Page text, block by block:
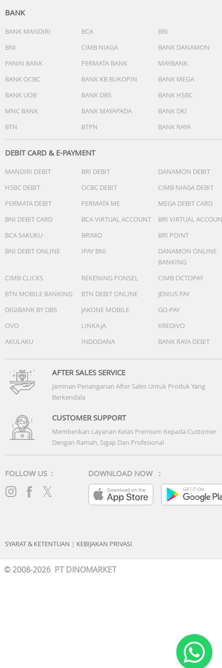
BANK
BANK MANDIRI BCA
BRI
BNI
CIMB NIAGA
BANK DANAMON
PANIN BANK
PERMATA BANK
MAYBANK
BANK OCBC
BANK KB BUKOPIN
BANK MEGA
BANK UOB
BANK DBS
BANK HSBC
MNC BANK
BANK MAYAPADA
BANK DKI
BTN
BTPN BANK RAYA
DEBIT CARD & E-PAYMENT
MANDIRI DEBIT BRI DEBIT
DANAMON DEBIT
HSBC DEBIT
OCBC DEBIT
CIMB NIAGA DEBIT
PERMATA DEBIT
PERMATA ME
MEGA DEBIT CARD
BNI DEBIT CARD
BCA VIRTUAL ACCOUNT
BRI VIRTUAL
BCA SAKUKU
BRIMO
BRI POINT
BNI DEBIT ONLINE
IPAY BNI
DANAMON ONLINE
BANKING
CIMB CLICKS
REKENING PONSEL
CIMB OCTOPAY
BTN MOBILE BANKING
BTN DEBIT ONLINE
JENIUS PAY
DIGIBANK BY DBS
JAKONE MOBILE
GO-PAY
OVO
LINKAJA
KREDIVO
AKULAKU
INDODANA BANK RAYA DEBIT
AFTER SALES SERVICE
Jaminan Penanganan After Sales Untuk Produk Yang
Berkendala
CUSTOMER SUPPORT
Memberikan Layanan Kelas Premium Kepada Customer
Dengan Ramah, Sigap Dan Profesional
FOLLOW US : DOWNLOAD NOW :
SYARAT & KETENTUAN | KEBIJAKAN PRIVASI
© 2008-2026 PT DINOMARKET